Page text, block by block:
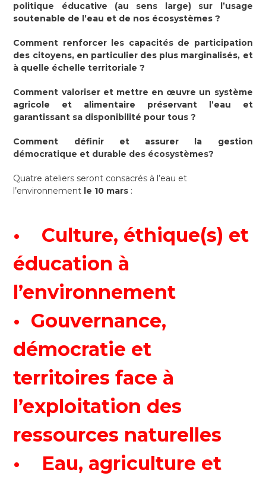
politique éducative (au sens large) sur l’usage
soutenable de l’eau et de nos écosystèmes ?
Comment renforcer les capacités de participation
des citoyens, en particulier des plus marginalisés, et
à quelle échelle territoriale ?
Comment valoriser et mettre en œuvre un système
agricole et alimentaire préservant l’eau et
garantissant sa disponibilité pour tous ?
Comment définir et assurer la gestion
démocratique et durable des écosystèmes?
Quatre ateliers seront consacrés à l’eau et
l’environnement le 10 mars :
• Culture, éthique(s) et
éducation à
l’environnement
• Gouvernance,
démocratie et
territoires face à
l’exploitation des
ressources naturelles
• Eau, agriculture et